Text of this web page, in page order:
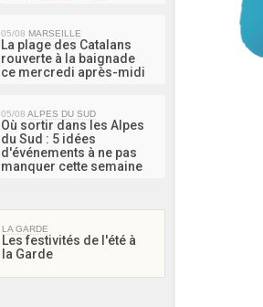
05/08 MARSEILLE
La plage des Catalans
rouverte à la baignade
ce mercredi après-midi
05/08 ALPES DU SUD
Où sortir dans les Alpes
du Sud : 5 idées
d'événements à ne pas
manquer cette semaine
LA GARDE
Les festivités de l'été à
la Garde